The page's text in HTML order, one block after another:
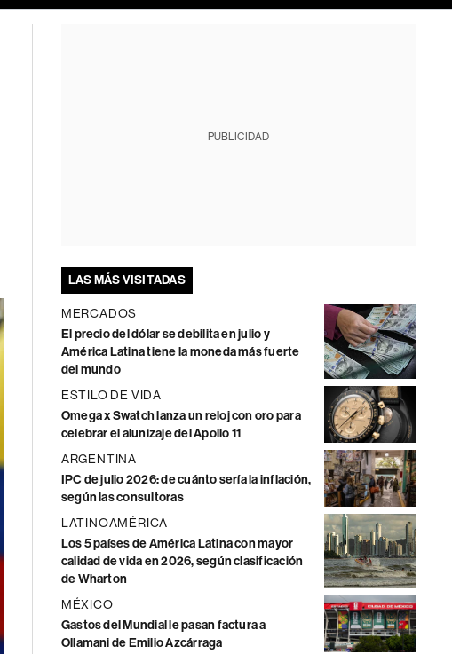
PUBLICIDAD
LAS MÁS VISITADAS
MERCADOS
El precio del dólar se debilita en julio y
América Latina tiene la moneda más fuerte
del mundo
ESTILO DE VIDA
Omega x Swatch lanza un reloj con oro para
celebrar el alunizaje del Apollo 11
ARGENTINA
IPC de julio 2026: de cuánto sería la inflación,
según las consultoras
LATINOAMÉRICA
Los 5 países de América Latina con mayor
calidad de vida en 2026, según clasificación
de Wharton
MÉXICO
Gastos del Mundial le pasan factura a
Ollamani de Emilio Azcárraga